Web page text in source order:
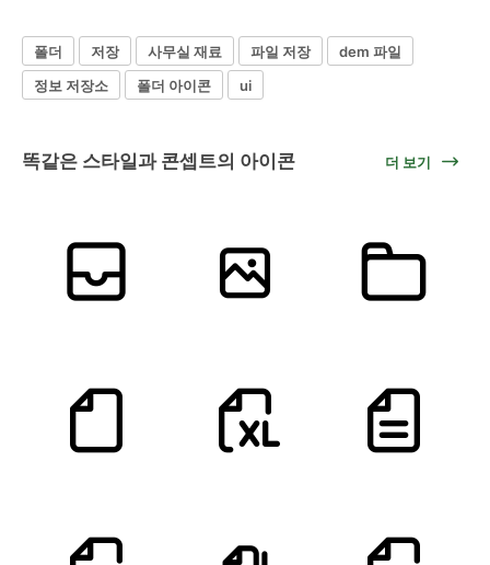
폴더 저장 사무실 재료 파일 저장
dem 파일
정보 저장소
폴더 아이콘 ui
똑같은 스타일과 콘셉트의 아이콘 더 보기